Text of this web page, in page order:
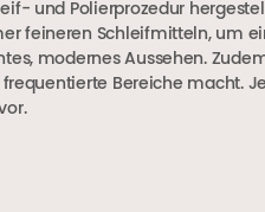
und Polierprozedur
feineren Schleifmitteln, um
modernes Aussehen.
Bereiche macht.